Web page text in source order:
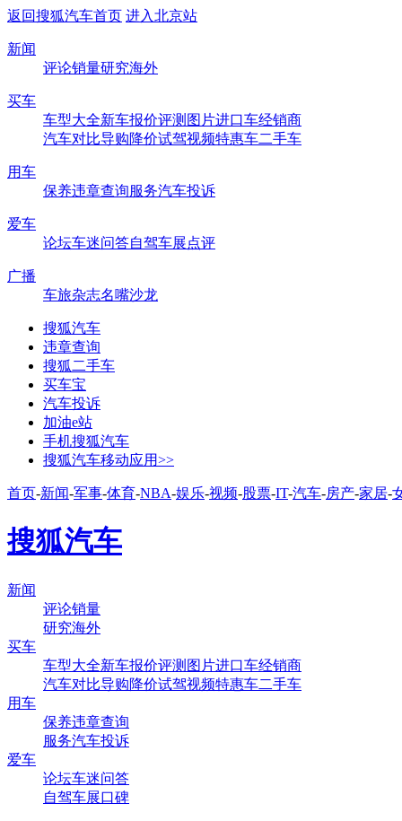
返回搜狐汽车首页 进入北京站
新闻
评论销量研究海外
买车
车型大全新车报价评测 图片进口车经销商
汽车对比导购降价试驾视频特惠车二手车
用车
保养违章查询服务汽车投诉
爱车
论坛车迷问答自驾车展点评
广播
车旅杂志名嘴沙龙
搜狐汽车
违章查询
搜狐二手车
买车宝
汽车投诉
加油e站
手机搜狐汽车
搜狐汽车移动应用>>
首页-新闻-军事-体育-NBA-娱乐-视频-股票-IT-汽车-房产-家居-
搜狐汽车
新闻
评论销量
研究海外
买车
车型大全新车报价评测 图片进口车经销商
汽车对比导购降价试驾视频特惠车二手车
用车
保养违章查询
服务汽车投诉
爱车
论坛车迷问答
自驾车展口碑